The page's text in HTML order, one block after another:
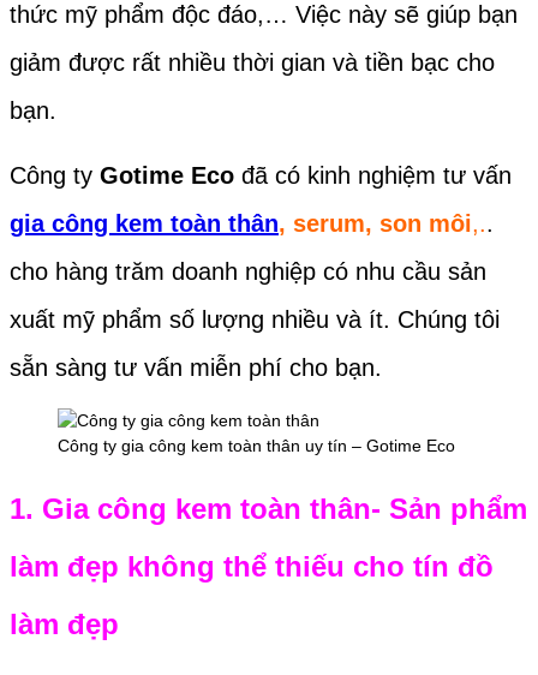
thức mỹ phẩm độc đáo,… Việc này sẽ giúp bạn
giảm được rất nhiều thời gian và tiền bạc cho
bạn.
Công ty Gotime Eco đã có kinh nghiệm tư vấn
gia công kem toàn thân, serum, son môi,..
cho hàng trăm doanh nghiệp có nhu cầu sản
xuất mỹ phẩm số lượng nhiều và ít. Chúng tôi
sẵn sàng tư vấn miễn phí cho bạn.
Công ty gia công kem toàn thân uy tín – Gotime Eco
1. Gia công kem toàn thân- Sản phẩm
làm đẹp không thể thiếu cho tín đồ
làm đẹp